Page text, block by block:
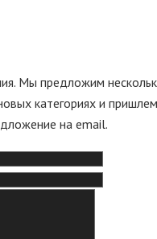
Мы предложим
категориях и
на email.